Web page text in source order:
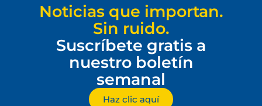
Noticias que importan.
Sin ruido.
Suscríbete gratis a
nuestro boletín
semanal
Haz clic aquí